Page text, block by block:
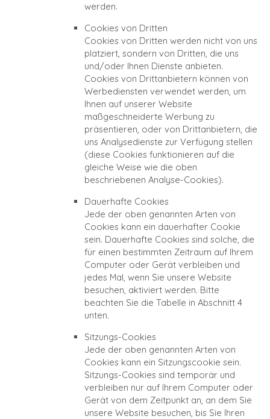
werden.
Cookies von Dritten
Cookies von Dritten werden nicht von uns
platziert, sondern von Dritten, die uns
und/oder Ihnen Dienste anbieten.
Cookies von Drittanbietern können von
Werbediensten verwendet werden, um
Ihnen auf unserer Website
maßgeschneiderte Werbung zu
präsentieren, oder von Drittanbietern, die
uns Analysedienste zur Verfügung stellen
(diese Cookies funktionieren auf die
gleiche Weise wie die oben
beschriebenen Analyse-Cookies).
Dauerhafte Cookies
Jede der oben genannten Arten von
Cookies kann ein dauerhafter Cookie
sein. Dauerhafte Cookies sind solche, die
für einen bestimmten Zeitraum auf Ihrem
Computer oder Gerät verbleiben und
jedes Mal, wenn Sie unsere Website
besuchen, aktiviert werden. Bitte
beachten Sie die Tabelle in Abschnitt 4
unten.
Sitzungs-Cookies
Jede der oben genannten Arten von
Cookies kann ein Sitzungscookie sein.
Sitzungs-Cookies sind temporär und
verbleiben nur auf Ihrem Computer oder
Gerät von dem Zeitpunkt an, an dem Sie
unsere Website besuchen, bis Sie Ihren